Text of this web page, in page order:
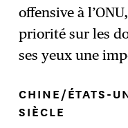
offensive à
priorité sur les
ses yeux une
CHINE/ÉTATS-
SIÈCLE